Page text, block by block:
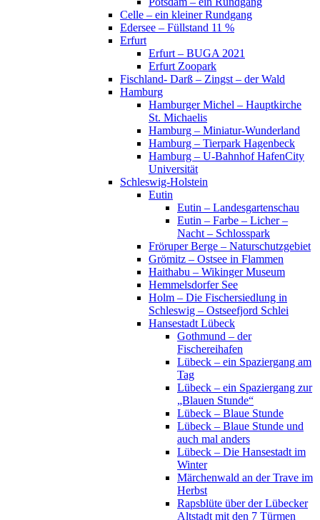
Celle – ein kleiner Rundgang
Edersee – Füllstand 11 %
Erfurt
Erfurt – BUGA 2021
Erfurt Zoopark
Fischland- Darß – Zingst – der Wald
Hamburg
Hamburger Michel – Hauptkirche
St. Michaelis
Hamburg – Miniatur-Wunderland
Hamburg – Tierpark Hagenbeck
Hamburg – U-Bahnhof HafenCity
Universität
Schleswig-Holstein
Eutin
Eutin – Landesgartenschau
Eutin – Farbe – Licher –
Nacht – Schlosspark
Fröruper Berge – Naturschutzgebiet
Grömitz – Ostsee in Flammen
Haithabu – Wikinger Museum
Hemmelsdorfer See
Holm – Die Fischersiedlung in
Schleswig – Ostseefjord Schlei
Hansestadt Lübeck
Gothmund – der
Fischereihafen
Lübeck – ein Spaziergang am
Tag
Lübeck – ein Spaziergang zur
„Blauen Stunde“
Lübeck – Blaue Stunde
Lübeck – Blaue Stunde und
auch mal anders
Lübeck – Die Hansestadt im
Winter
Märchenwald an der Trave im
Herbst
Rapsblüte über der Lübecker
Altstadt mit den 7 Türmen